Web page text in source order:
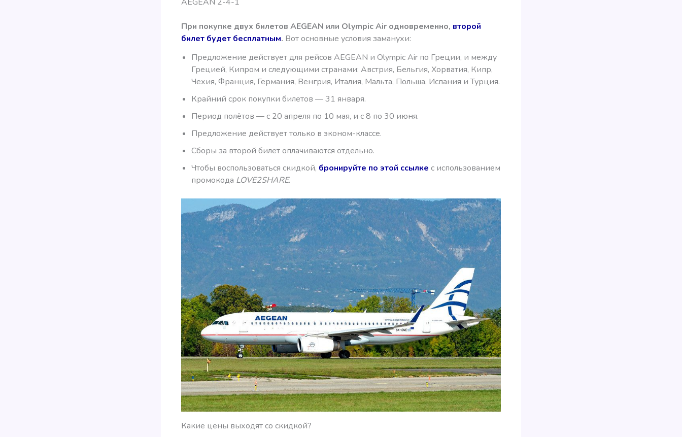
При покупке двух билетов AEGEAN или Olympic Air одновременно, второй
билет будет бесплатным. Вот основные условия заманухи:
Предложение действует для рейсов AEGEAN и Olympic Air по Греции, и между
Грецией, Кипром и следующими странами: Австрия, Бельгия, Хорватия, Кипр,
Чехия, Франция, Германия, Венгрия, Италия, Мальта, Польша, Испания и Турция.
Крайний срок покупки билетов — 31 января.
Период полётов — с 20 апреля по 10 мая, и с 8 по 30 июня.
Предложение действует только в эконом-классе.
Сборы за второй билет оплачиваются отдельно.
Чтобы воспользоваться скидкой, бронируйте по этой ссылке с использованием
промокода LOVE2SHARE.
Какие цены выходят со скидкой?